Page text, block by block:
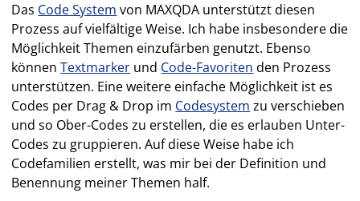
Das Code System von MAXQDA unterstützt diesen
Prozess auf vielfältige Weise. Ich habe insbesondere die
Möglichkeit Themen einzufärben genutzt. Ebenso
könnenTextmarker und Code-Favoriten den Prozess
unterstützen. Eine weitere einfache Möglichkeit ist es
Codes per Drag & Drop im Codesystem zu verschieben
und so Ober-Codes zu erstellen, die es erlauben Unter-
Codes zu gruppieren. Auf diese Weise habe ich
Codefamilien erstellt, was mir bei der Definition und
Benennung meiner Themen half.